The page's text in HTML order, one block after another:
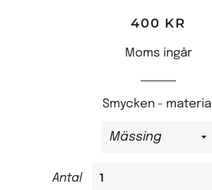
Ordinariepris
Reapris
400 KR
Moms ingår
Smycken - material
Antal